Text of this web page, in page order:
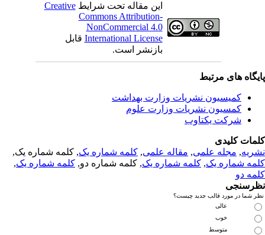
این مقاله تحت شرایطCreative
Commons Attribution-
NonCommercial 4.0
International Licenseقابل
بازنشر است.
های مرتبط
کمیسیون نشریات وزارت بهداشت
کمسیون نشریات وزارت علوم
شرکت یکتاوب
کلیدی
,مجله علمی, مقاله علمی, کلمه شماره یک, کلمه شماره یک,
شماره یک,کلمه شماره یک, کلمه شماره دو,کلمه شماره یک,
دو
شما در مورد قالب جدید چیست؟
عالی
خوب
متوسط